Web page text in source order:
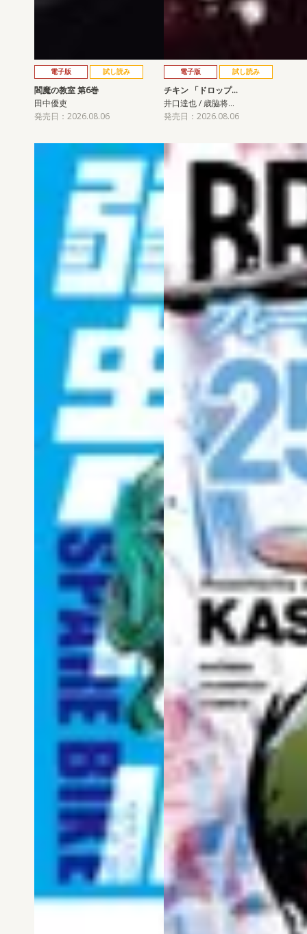
電子版 試し読み
閻魔の教室 第6巻
田中優吏
発売日：2026.08.06
電子版 試し読み
チキン 「ドロップ…
井口達也 / 歳脇将…
発売日：2026.08.06